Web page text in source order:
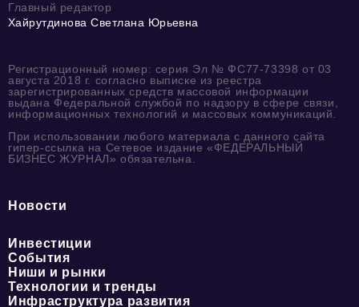
Главный редактор
Хайрутдинова Светлана Юрьевна
Регистрационный номер: серия Эл № ФС77-73398 от 03
августа 2018 г. согласно выписке из реестра
зарегистрированных средств массовой информации
выдана Федеральной службой по надзору в сфере связи,
информационных технологий и массовых коммуникаций.
При использовании любого материала с данного сайта
гипер-ссылка на Сетевое издание «ФЕДЕРАЛЬНЫЙ
БИЗНЕС ЖУРНАЛ» обязательна.
Новости
Инвестиции
События
Ниши и рынки
Технологии и тренды
Инфраструктура развития